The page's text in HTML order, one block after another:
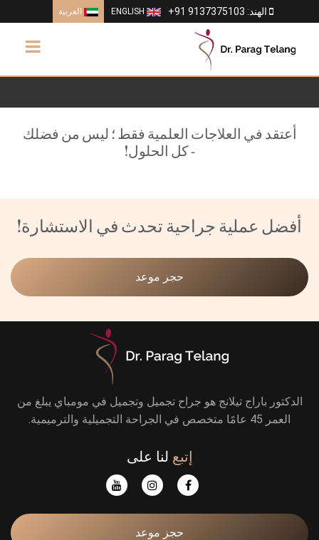
الهند: 9137375103 91+ العربية
أعتقد في العلاجات العلمية فقط ؛ ليس من فضلك
- كل الحلول!
أفضل عملية جراحية تحدث في الاستشارة!
حجز موعد
الدكتور باراج تيلانج هو جراح تجميل وتجميل في مومباي يبلغ من
العمر 45 عامًا متخصص في الجراحة التجميلية والترميمية.
إتبع لنا على
حجز موعد